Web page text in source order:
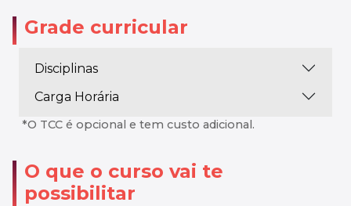
Grade curricular
Disciplinas
Carga Horária
*O TCC é opcional e tem custo adicional.
O que o curso vai te
possibilitar